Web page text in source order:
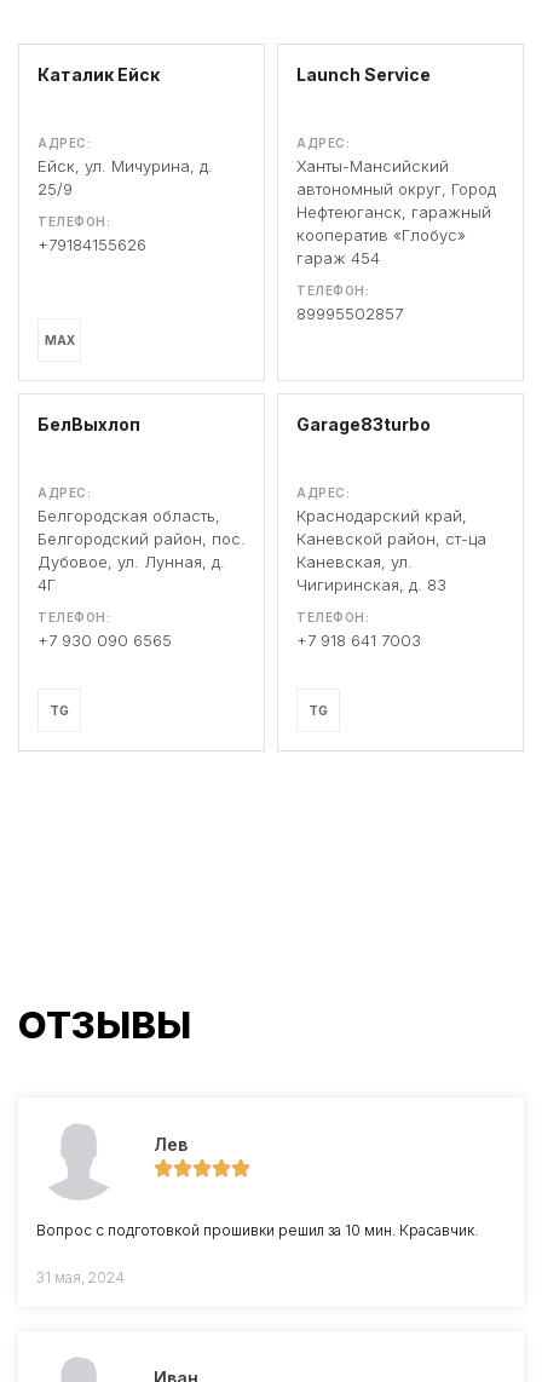
Каталик Ейск
АДРЕС:
Ейск, ул. Мичурина, д.
25/9
ТЕЛЕФОН:
+79184155626
MAX
Launch Service
АДРЕС:
Ханты-Мансийский
автономный округ, Город
Нефтеюганск, гаражный
кооператив «Глобус»
гараж 454
ТЕЛЕФОН:
89995502857
БелВыхлоп
АДРЕС:
Белгородская область,
Белгородский район, пос.
Дубовое, ул. Лунная, д.
4Г
ТЕЛЕФОН:
+7 930 090 6565
TG
Garage83turbo
АДРЕС:
Краснодарский край,
Каневской район, ст-ца
Каневская, ул.
Чигиринская, д. 83
ТЕЛЕФОН:
+7 918 641 7003
TG
ОТЗЫВЫ
Лев
Вопрос с подготовкой прошивки решил за 10 мин. Красавчик.
31 мая, 2024
Иван